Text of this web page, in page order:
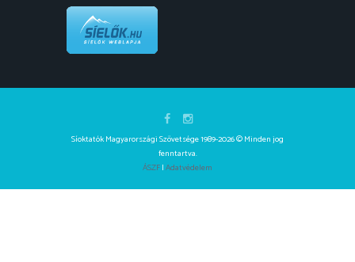
Síoktatók Magyarországi Szövetsége 1989-2026 © Minden jog
fenntartva.
ÁSZF|Adatvédelem